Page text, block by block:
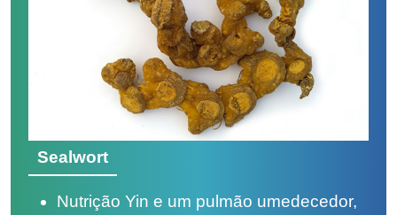
Sealwort
Nutrição Yin e um pulmão umedecedor,